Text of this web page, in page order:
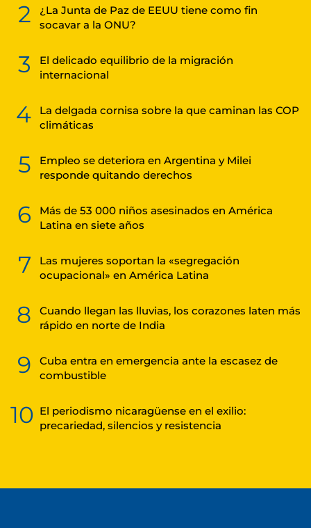
2
¿La Junta de Paz de EEUU tiene como fin
socavar a la ONU?
3
El delicado equilibrio de la migración
internacional
4
La delgada cornisa sobre la que caminan las COP
climáticas
5
Empleo se deteriora en Argentina y Milei
responde quitando derechos
6
Más de 53 000 niños asesinados en América
Latina en siete años
7
Las mujeres soportan la «segregación
ocupacional» en América Latina
8
Cuando llegan las lluvias, los corazones laten más
rápido en norte de India
9
Cuba entra en emergencia ante la escasez de
combustible
10 El periodismo nicaragüense en el exilio:
precariedad, silencios y resistencia